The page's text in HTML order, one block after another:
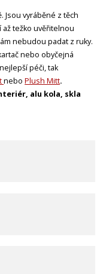
Jsou vyráběné z těch
až težko uvěřitelnou
nebudou padat z ruky.
nebo obyčejná
péči, tak
neboPlush Mitt.
alu kola, skla